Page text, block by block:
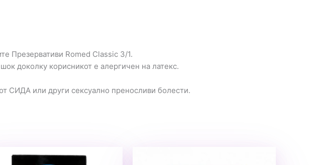
Презервативи Romed Classic 3/1.
доколку корисникот е алергичен на латекс.
СИДА или други сексуално преносливи болести.